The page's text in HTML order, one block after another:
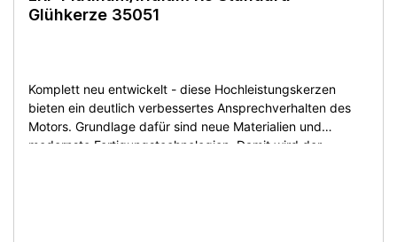
Glühkerze 35051
Komplett neu entwickelt - diese Hochleistungskerzen
bieten ein deutlich verbessertes Ansprechverhalten des
Motors. Grundlage dafür sind neue Materialien und
modernste Fertigungstechnologien. Damit wird der